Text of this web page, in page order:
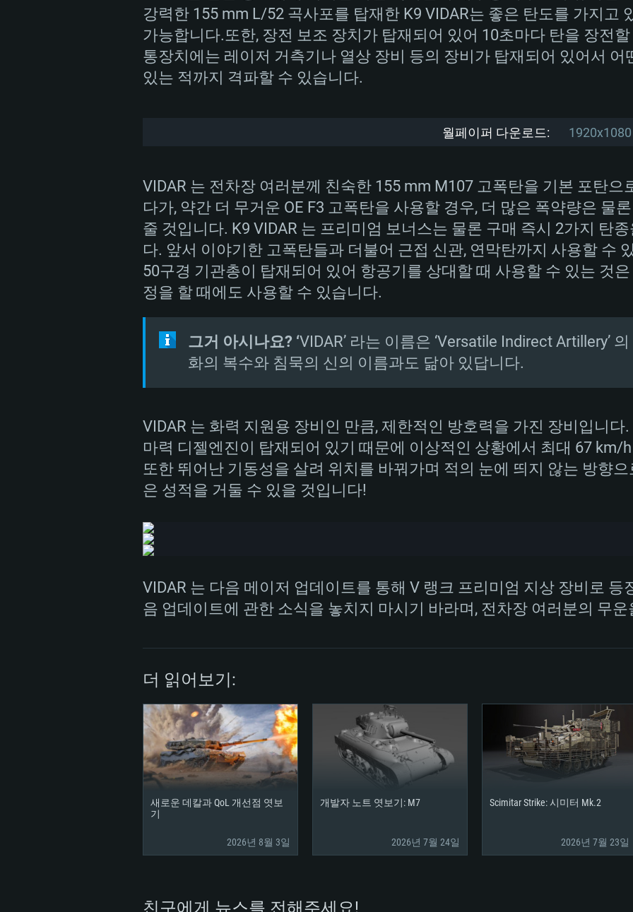
그래픽 카드: DirectX 11 이상을 지원하는 AMD
Radeon 77XX / NVIDIA GeForce GT 660. 최소 사양
해상도: 720p
그래픽 카드:
GeForce 1060,
그래픽 카드: Metal 을 지원하는 Intel Iris Pro 5200
(Mac), 혹은 이와 비슷한 성능을 가지는 Mac 버전
의 AMD/Nvidia. 최소 해상도: 720p
그래픽 카드:
상
여유 저장 공간:
그래픽 카드: Vulkan 을 지원하고, 최신 그래픽 드라
이버를 지원하는 NVIDIA 660 (6개월 미만) 혹은 그
와 동급의 성능을 가지며 최신 그래픽 드라이버를
지원하는 AMD (6개월 미만; 최소사양 지원 해상도
여유 저장 공간: 22.1 GB (최소 클라이언트)
그래픽 카드:
이버를 지원하는
와 동급의 성능을
네트워크: 브로드
여유 저장 공간:
포병 전력의 현대화를 추진하던 노르웨이는 비교 테스트에서 우위를 차
다. 2017년에는 노르웨이제 사통장치 등 다양한 개수가 적용된 K9 자주
하게 됩니다.
노르웨이군에 의해 K9 VIDAR 로 명명된 K9은 노르웨이군의 장거리 포
강력한 155 mm L/52 곡사포를 탑재한 K9 VIDAR는 좋은 탄도를 가지고
가능합니다.또한, 장전 보조 장치가 탑재되어 있어 10초마다 탄을 장전
통장치에는 레이저 거측기나 열상 장비 등의 장비가 탑재되어 있어서 어
있는 적까지 격파할 수 있습니다.
월페이퍼 다운로드: 1920x1080
VIDAR 는 전차장 여러분께 친숙한 155 mm M107 고폭탄을 기본 포탄으
다가, 약간 더 무거운 OE F3 고폭탄을 사용할 경우, 더 많은 폭약량은 물
줄 것입니다. K9 VIDAR 는 프리미엄 보너스는 물론 구매 즉시 2가지 탄
다. 앞서 이야기한 고폭탄들과 더불어 근접 신관, 연막탄까지 사용할 수
50구경 기관총이 탑재되어 있어 항공기를 상대할 때 사용할 수 있는 것
정을 할 때에도 사용할 수 있습니다.
그거 아시나요? ‘VIDAR’ 라는 이름은 ‘Versatile Indirect Artillery’
화의 복수와 침묵의 신의 이름과도 닮아 있답니다.
VIDAR 는 화력 지원용 장비인 만큼, 제한적인 방호력을 가진 장비입니다
마력 디젤엔진이 탑재되어 있기 때문에 이상적인 상황에서 최대 67 km/
또한 뛰어난 기동성을 살려 위치를 바꿔가며 적의 눈에 띄지 않는 방향
은 성적을 거둘 수 있을 것입니다!
VIDAR 는 다음 메이저 업데이트를 통해 V 랭크 프리미엄 지상 장비로 등
음 업데이트에 관한 소식을 놓치지 마시기 바라며, 전차장 여러분의 무
더 읽어보기:
새로운 데칼과 QoL 개선점 엿보
기
2026년 8월 3일
개발자 노트 엿보기: M7
2026년 7월 24일
Scimitar Strike: 시미터 Mk.2
2026년 7월 23일
친구에게 뉴스를 전해주세요!